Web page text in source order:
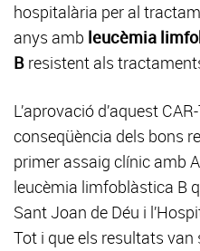
hospitalària per al
anys amb leucèmia
B resistent als
L’aprovació d’aquest
conseqüència dels bons
primer assaig clínic amb
leucèmia limfoblàstica B
Sant Joan de Déu i
Tot i que els resultats van